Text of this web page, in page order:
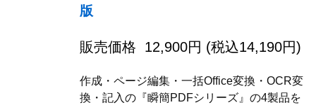
版
販売価格 12,900円 (税込14,190円)
作成・ページ編集・一括Office変換・OCR変
換・記入の『瞬簡PDFシリーズ』の4製品を